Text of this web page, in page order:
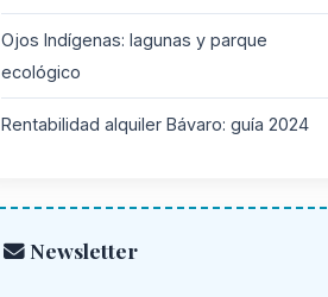
Ojos Indígenas: lagunas y parque
ecológico
Rentabilidad alquiler Bávaro: guía 2024
Newsletter